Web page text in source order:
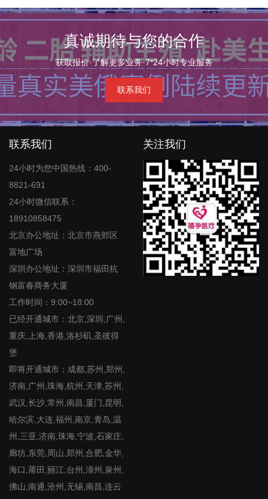
真诚期待与您的合作
获取报价·了解更多业务·7*24小时专业服务
联系我们
联系我们
24小时为您中国热线：400-
8821-691
24小时微信联系：
18910858475
北京办公地址：北京市燕郊区
富地广场
深圳办公地址：深圳市福田杭
钢富春商务大厦
工作时间：9:00~18:00
已经开通城市：北京,深圳,广州,
重庆,上海,香港,洛杉矶,圣彼得
堡
即将开通城市：成都,苏州,郑州,
济南,广州,珠海,杭州,天津,苏州,
武汉,长沙,常州,南昌,厦门,昆明,
哈尔滨,大连,福州,南京,青岛,温
州,三亚,济南,珠海,宁波,石家庄,
廊坊,东莞,周山,郑州,合肥,金华,
海口,莆田,丽江,台州,漳州,泉州,
佛山,南通,沧州,无锡,南昌,连云
关注我们